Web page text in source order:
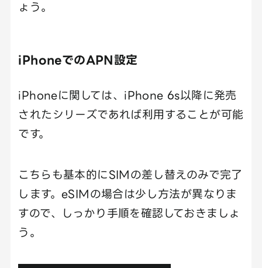
ょう。
iPhoneでのAPN設定
iPhoneに関しては、iPhone 6s以降に発売
されたシリーズであれば利用することが可能
です。
こちらも基本的にSIMの差し替えのみで完了
します。eSIMの場合は少し方法が異なりま
すので、しっかり手順を確認しておきましょ
う。